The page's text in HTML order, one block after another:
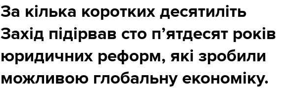
За кілька коротких десятиліть
Захід підірвав сто п’ятдесят років
юридичних реформ, які зробили
можливою глобальну економіку.